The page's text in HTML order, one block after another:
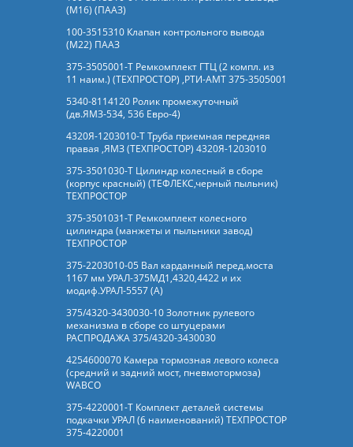
(М16) (ПААЗ)
100-3515310 Клапан контрольного вывода
(М22) ПААЗ
375-3505001-Т Ремкомплект ГТЦ (2 компл. из
11 наим.) (ТЕХПРОСТОР) ,РТИ-АМТ 375-3505001
5340-8114120 Ролик промежуточный
(дв.ЯМЗ-534, 536 Евро-4)
4320Я-1203010-Т Труба приемная передняя
правая ,ЯМЗ (ТЕХПРОСТОР) 4320Я-1203010
375-3501030-Т Цилиндр колесный в сборе
(корпус красный) (ТЕФЛЕКС,черный пыльник)
ТЕХПРОСТОР
375-3501031-Т Ремкомплект колесного
цилиндра (манжеты и пыльники завод)
ТЕХПРОСТОР
375-2203010-05 Вал карданный перед.моста
1167 мм УРАЛ-375МД1,4320,4422 и их
модиф.УРАЛ-5557 (А)
375/4320-3430030-10 Золотник рулевого
механизма в сборе со штуцерами
РАСПРОДАЖА 375/4320-3430030
4254600070 Камера тормозная левого колеса
(средний и задний мост, пневмотормоза)
WABCO
375-4220001-Т Комплект деталей системы
подкачки УРАЛ (6 наименований) ТЕХПРОСТОР
375-4220001